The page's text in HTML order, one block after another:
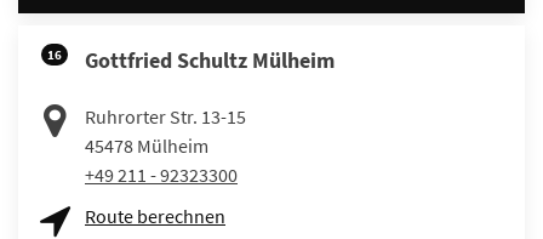
16 Gottfried Schultz Mülheim
Ruhrorter Str. 13-15
45478 Mülheim
+49 211 - 92323300
Route berechnen